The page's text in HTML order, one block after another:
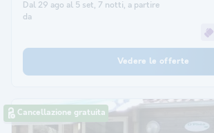
Dal 29 ago al 5 set, 7 notti, a partire
da
Vedere le offerte
Cancellazione gratuita